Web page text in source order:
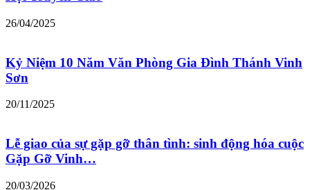
26/04/2025
Kỷ Niệm 10 Năm Văn Phòng Gia Đình Thánh Vinh
Sơn
20/11/2025
Lễ giao của sự gặp gỡ thân tình: sinh động hóa cuộc
Gặp Gỡ Vinh…
20/03/2026